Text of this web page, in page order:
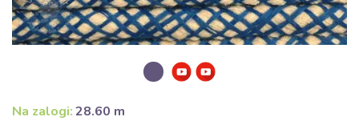
Na zalogi:28.60 m